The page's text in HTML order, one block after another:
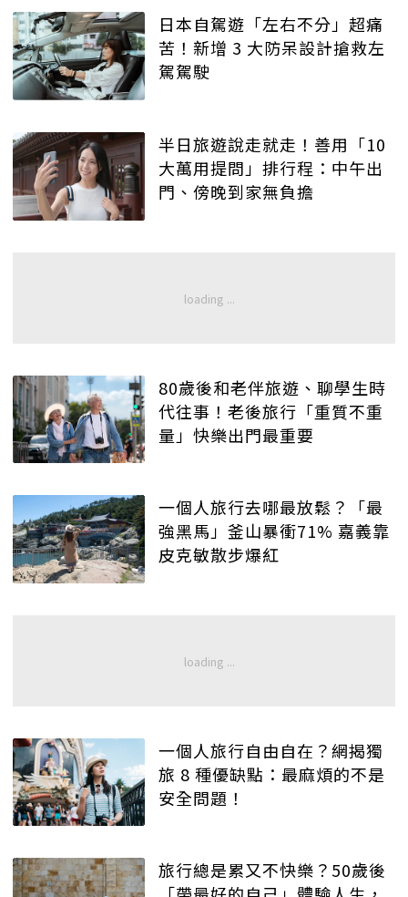
日本自駕遊「左右不分」超痛
苦！新增 3 大防呆設計搶救左
駕駕駛
半日旅遊說走就走！善用「10
大萬用提問」排行程：中午出
門、傍晚到家無負擔
80歲後和老伴旅遊、聊學生時
代往事！老後旅行「重質不重
量」快樂出門最重要
一個人旅行去哪最放鬆？「最
強黑馬」釜山暴衝71% 嘉義靠
皮克敏散步爆紅
一個人旅行自由自在？網揭獨
旅 8 種優缺點：最麻煩的不是
安全問題！
旅行總是累又不快樂？50歲後